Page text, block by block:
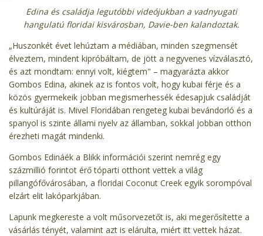
Edina és családja legutóbbi videójukban a vadnyugati
hangulatú floridai kisvárosban, Davie-ben kalandoztak.
„Huszonkét évet lehúztam a médiában, minden szegmensét
élveztem, mindent kipróbáltam, de jött a negyvenes vízválasztó,
és azt mondtam: ennyi volt, kiégtem" – magyarázta akkor
Gombos Edina, akinek az is fontos volt, hogy kubai férje és a
közös gyermekeik jobban megismerhessék édesapjuk családját
és kultúráját is. Mivel Floridában rengeteg kubai bevándorló és a
spanyol is szinte állami nyelv az államban, sokkal jobban otthon
érezheti magát mindenki.
Gombos Edináék a Blikk információi szerint nemrég egy
százmillió forintot érő tóparti otthont vettek a világ
pillangófővárosában, a floridai Coconut Creek egyik sorompóval
elzárt elit lakóparkjában.
Lapunk megkereste a volt műsorvezetőt is, aki megerősítette a
vásárlás tényét, valamint azt is elárulta, miért itt vettek házat.